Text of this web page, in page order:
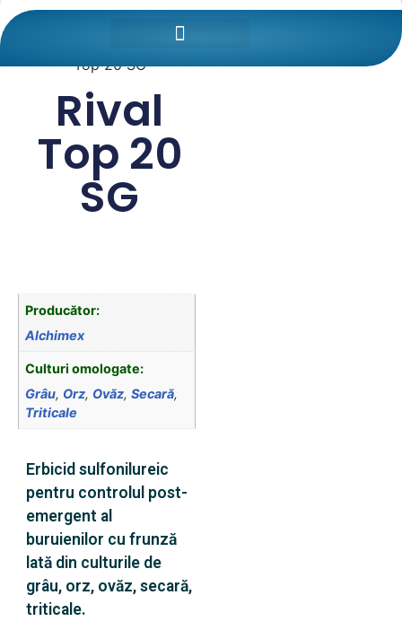
/ Rival
Top 20 SG
Rival
Top 20
SG
Producător:
Alchimex
Culturi omologate:
Grâu, Orz, Ovăz,Secară,
Triticale
Erbicid sulfonilureic
pentru controlul post-
emergent al
buruienilor cu frunză
lată din culturile de
grâu, orz, ovăz, secară,
triticale.